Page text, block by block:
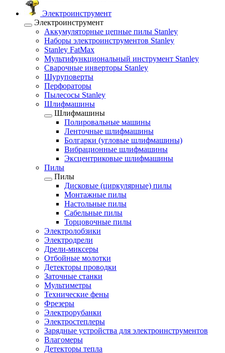
Электроинструмент
Электроинструмент
Аккумуляторные цепные пилы Stanley
Наборы электроинструментов Stanley
Stanley FatMax
Мультифункциональный инструмент Stanley
Сварочные инверторы Stanley
Шуруповерты
Перфораторы
Пылесосы Stanley
Шлифмашины
Шлифмашины
Полировальные машины
Ленточные шлифмашины
Болгарки (угловые шлифмашины)
Вибрационные шлифмашины
Эксцентриковые шлифмашины
Пилы
Пилы
Дисковые (циркулярные) пилы
Монтажные пилы
Настольные пилы
Сабельные пилы
Торцовочные пилы
Электролобзики
Электродрели
Дрели-миксеры
Отбойные молотки
Детекторы проводки
Заточные станки
Мультиметры
Технические фены
Фрезеры
Электрорубанки
Электростеплеры
Зарядные устройства для электроинструментов
Влагомеры
Детекторы тепла